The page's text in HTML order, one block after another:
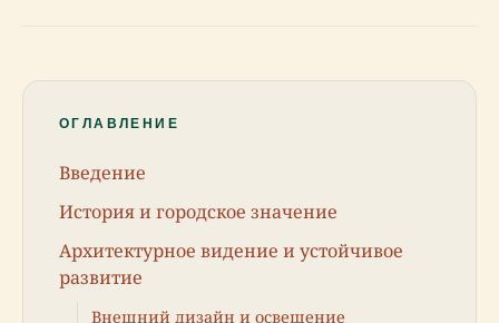
ОГЛАВЛЕНИЕ
Введение
История и городское значение
Архитектурное видение и устойчивое
развитие
Внешний дизайн и освещение